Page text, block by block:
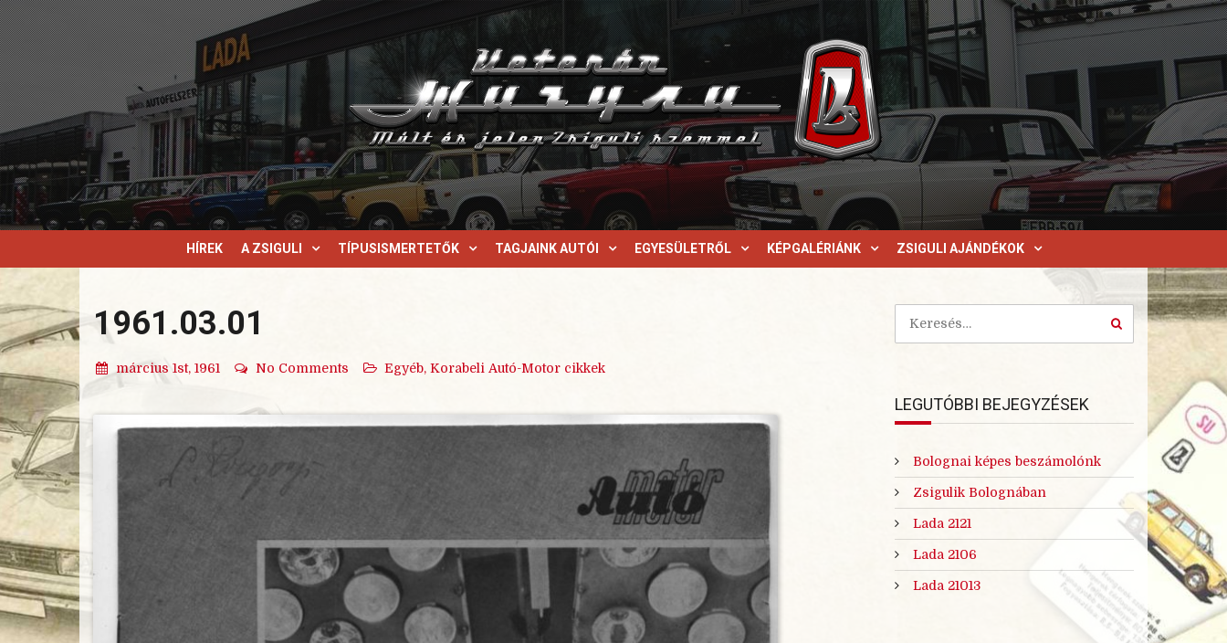
HÍREK A ZSIGULI TÍPUSISMERTETŐK TAGJAINK AUTÓI EGYESÜLETRŐL KÉPGALÉRIÁNK ZSIGULI AJÁNDÉKOK
1961.03.01
március 1st, 1961 No Comments Egyéb, Korabeli Autó-Motor cikkek
LEGUTÓBBI BEJEGYZÉSEK
Bolognai képes beszámolónk
Zsigulik Bolognában
Lada 2121
Lada 2106
Lada 21013